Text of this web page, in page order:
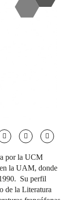
por la UCM
la UAM, donde
Su perfil
de la Literatura